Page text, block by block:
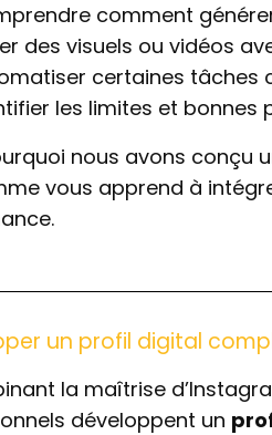
comment
des visuels ou vidéos
certaines tâches
les limites et bonnes
nous avons conçu
vous apprend à
un profil digital
la maîtrise
développent un